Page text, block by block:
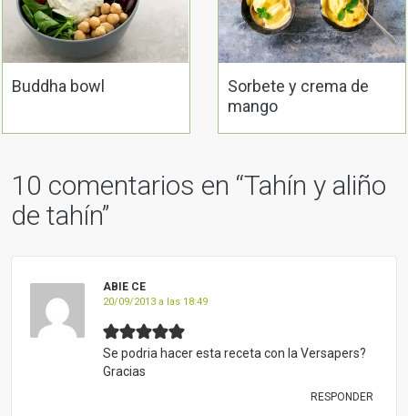
Buddha bowl
Sorbete y crema de
mango
10 comentarios en “Tahín y aliño
de tahín”
ABIE CE
20/09/2013 a las 18:49
Se podria hacer esta receta con la Versapers?
Gracias
RESPONDER